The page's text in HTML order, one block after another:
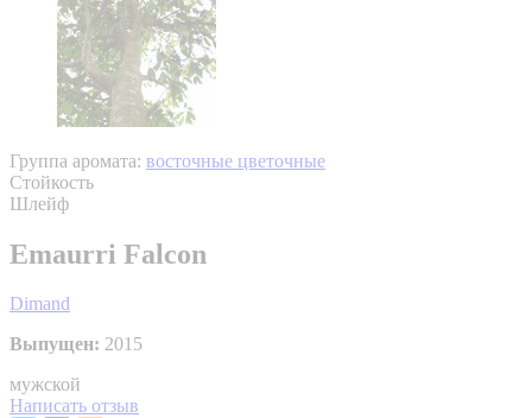
Группа аромата: восточные цветочные
Стойкость
Шлейф
Emaurri Falcon
Dimand
Выпущен: 2015
мужской
Написать отзыв